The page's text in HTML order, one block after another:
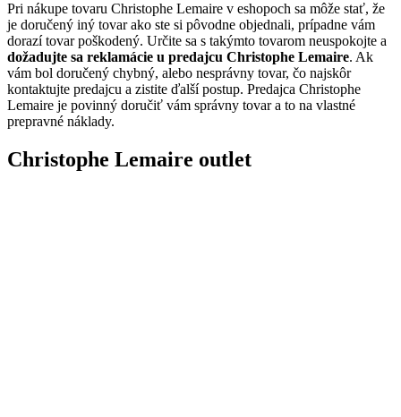
Pri nákupe tovaru Christophe Lemaire v eshopoch sa môže stať, že
je doručený iný tovar ako ste si pôvodne objednali, prípadne vám
dorazí tovar poškodený. Určite sa s takýmto tovarom neuspokojte a
dožadujte sa reklamácie u predajcu Christophe Lemaire. Ak
vám bol doručený chybný, alebo nesprávny tovar, čo najskôr
kontaktujte predajcu a zistite ďalší postup. Predajca Christophe
Lemaire je povinný doručiť vám správny tovar a to na vlastné
prepravné náklady.
Christophe Lemaire outlet